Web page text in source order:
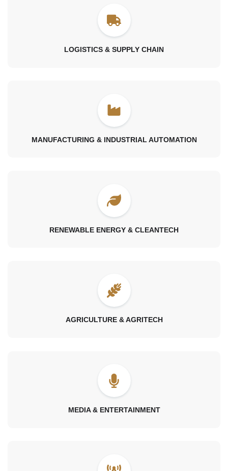
LOGISTICS & SUPPLY CHAIN
MANUFACTURING & INDUSTRIAL AUTOMATION
RENEWABLE ENERGY & CLEANTECH
AGRICULTURE & AGRITECH
MEDIA & ENTERTAINMENT